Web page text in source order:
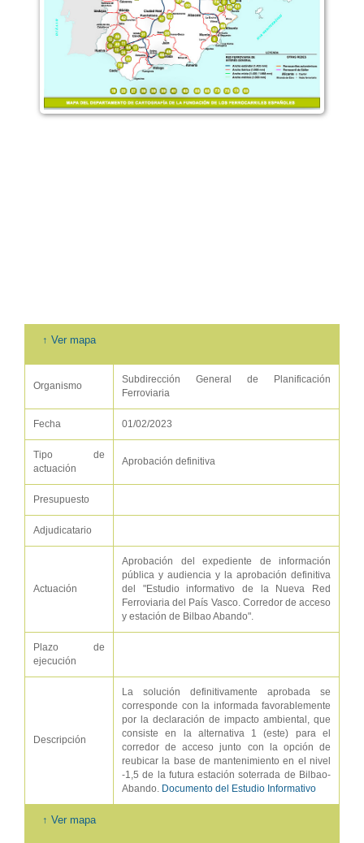
↑ Ver mapa
Organismo
Subdirección General de Planificación
Ferroviaria
Fecha 01/02/2023
Tipo de
actuación
Aprobación definitiva
Presupuesto
Adjudicatario
Actuación
Aprobación del expediente de información
pública y audiencia y la aprobación definitiva
del "Estudio informativo de la Nueva Red
Ferroviaria del País Vasco. Corredor de acceso
y estación de Bilbao Abando".
Plazo de
ejecución
Descripción
La solución definitivamente aprobada se
corresponde con la informada favorablemente
por la declaración de impacto ambiental, que
consiste en la alternativa 1 (este) para el
corredor de acceso junto con la opción de
reubicar la base de mantenimiento en el nivel
-1,5 de la futura estación soterrada de Bilbao-
Abando. Documento del Estudio Informativo
↑ Ver mapa